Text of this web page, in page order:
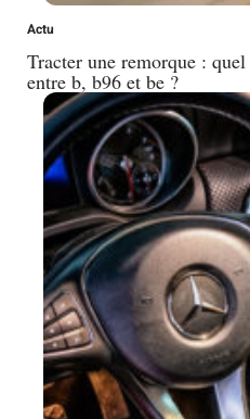
Actu
Tracter une remorque :
entre b, b96 et be ?